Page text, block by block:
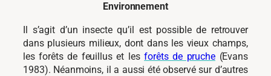
Environnement
Il s’agit d’un insecte qu’il est possible de retrouver
dans plusieurs milieux, dont dans les vieux champs,
les forêts de feuillus et lesforêts de pruche(Evans
1983). Néanmoins, il a aussi été observé sur d’autres